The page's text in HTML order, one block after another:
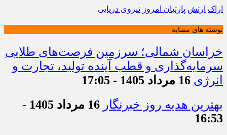
اراک ارتش پارتیان امروز نیروی دریایی
نوشته های مشابه
خراسان شمالی؛ سرزمین فرصت‌های طلایی
سرمایه‌گذاری و قطب آینده تولید، تجارت و
انرژی 16 مرداد 1405 - 17:05
بهترین هدیه روز خبرنگار
16 مرداد 1405 -
16:53